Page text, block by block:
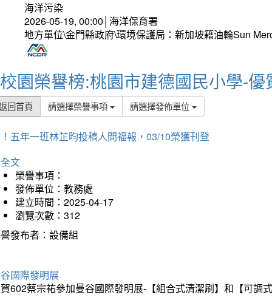
海洋污染
2026-05-19, 00:00│海洋保育署
地方單位\金門縣政府\環境保護局：新加坡籍油輪Sun
校園榮譽榜:桃園市建德國民小學-優
回首頁 請選擇榮譽事項 請選擇發佈單位
五年一班林芷昀投稿人間福報，03/10榮獲刊登
文
榮譽事項：
發佈單位：教務處
建立時間：2025-04-17
瀏覽次數：312
發布者：設備組
國際發明展
602蔡宗祐參加曼谷國際發明展-【組合式清潔刷】和【可調